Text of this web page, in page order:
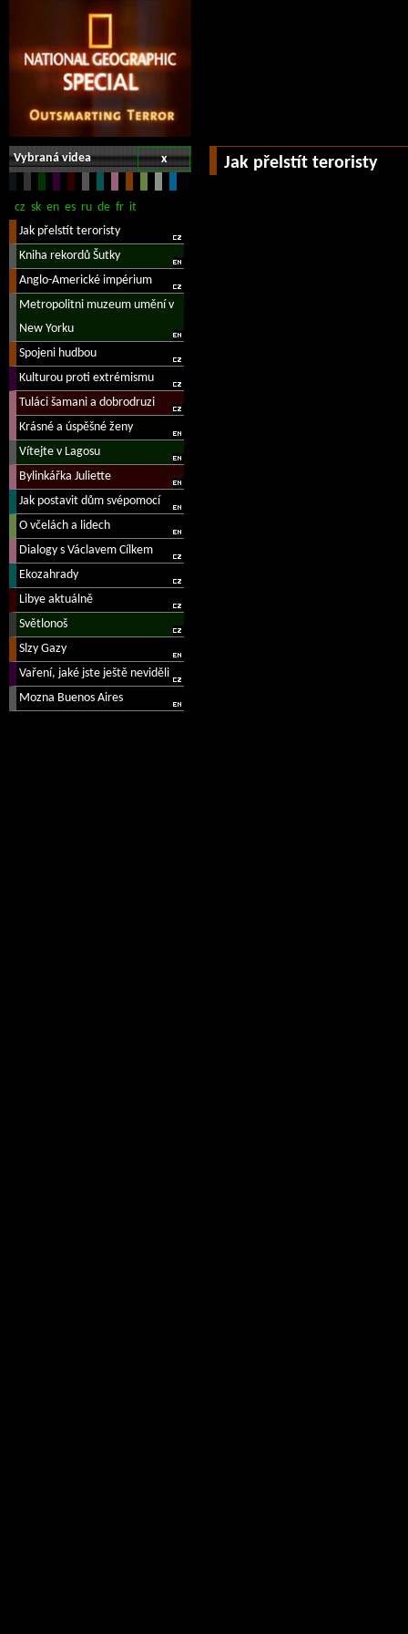
x
Vybraná videa Jak přelstít teroristy